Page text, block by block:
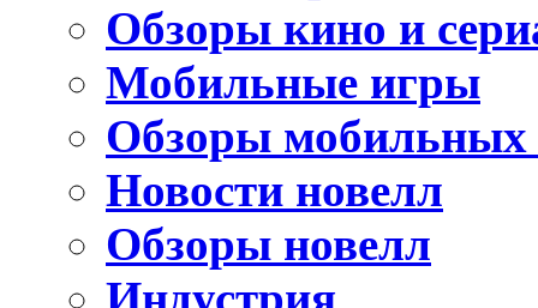
Обзоры кино и
Мобильные игры
Обзоры мобильных
Новости новелл
Обзоры новелл